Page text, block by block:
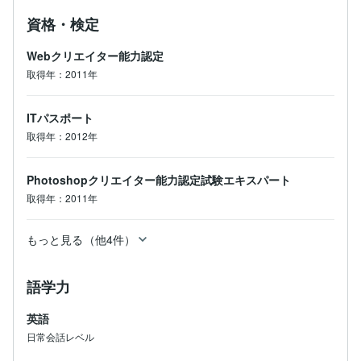
資格・検定
Webクリエイター能力認定
取得年：2011年
ITパスポート
取得年：2012年
Photoshopクリエイター能力認定試験エキスパート
取得年：2011年
もっと見る（他4件）
語学力
英語
日常会話レベル